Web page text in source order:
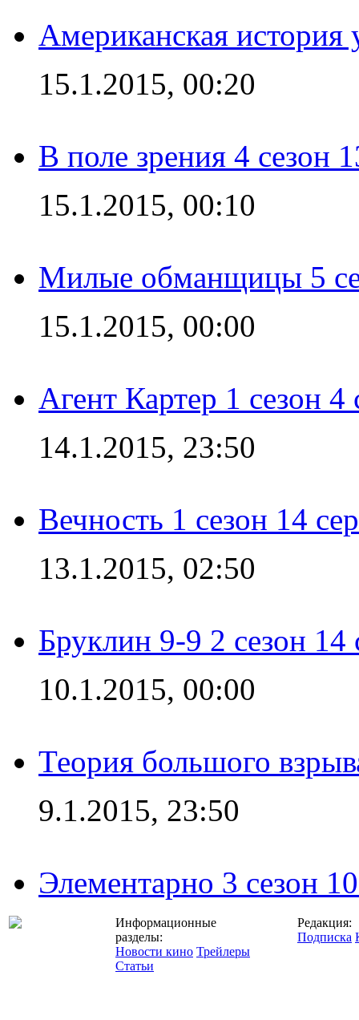
Американская история
15.1.2015, 00:20
В поле зрения 4 сезон
15.1.2015, 00:10
Милые обманщицы 5
15.1.2015, 00:00
Агент Картер 1 сезон 4
14.1.2015, 23:50
Вечность 1 сезон 14
13.1.2015, 02:50
Бруклин 9-9 2 сезон 14
10.1.2015, 00:00
Теория большого
9.1.2015, 23:50
Элементарно 3 сезон
Информационные
разделы:
Новости кино Трейлеры
Статьи
Редакция:
Подписка